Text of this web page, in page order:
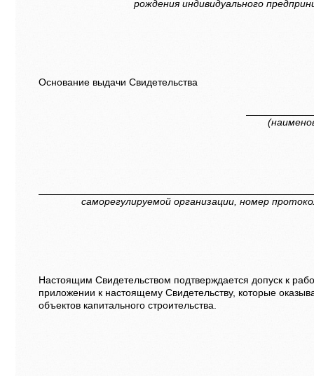
рождения индивидуального
Основание выдачи Свидетельства
саморегулируемой организации, номер
Настоящим Свидетельством подтверждается допуск к
приложении к настоящему Свидетельству, которые
объектов капитального строительства.